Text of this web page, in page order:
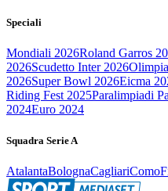
Speciali
Mondiali 2026Roland Garros
2026Scudetto Inter 2026
2026Super Bowl 2026Eicma
Riding Fest 2025Paralimpiadi
2024Euro 2024
Squadra Serie A
AtalantaBolognaCagliariComo